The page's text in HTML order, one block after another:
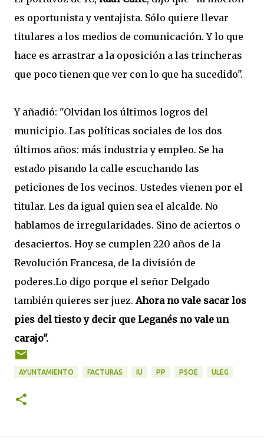
es oportunista y ventajista. Sólo quiere llevar
titulares a los medios de comunicación. Y lo que
hace es arrastrar a la oposición a las trincheras
que poco tienen que ver con lo que ha sucedido".
Y añadió: "Olvidan los últimos logros del
municipio. Las políticas sociales de los dos
últimos años: más industria y empleo. Se ha
estado pisando la calle escuchando las
peticiones de los vecinos. Ustedes vienen por el
titular. Les da igual quien sea el alcalde. No
hablamos de irregularidades. Sino de aciertos o
desaciertos. Hoy se cumplen 220 años de la
Revolución Francesa, de la división de
poderes.Lo digo porque el señor Delgado
también quieres ser juez.Ahora no vale sacar los
pies del tiesto y decir que Leganés no vale un
carajo".
AYUNTAMIENTO FACTURAS IU PP PSOE ULEG